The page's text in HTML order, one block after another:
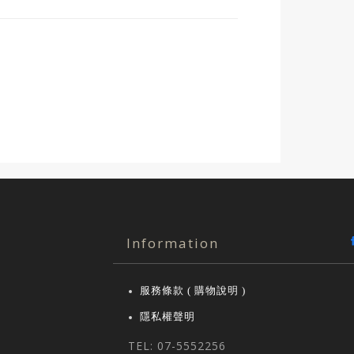
Information
服務條款 ( 購物說明 )
隱私權聲明
TEL: 07-5552256